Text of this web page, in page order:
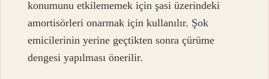
konumunu etkilememek için şasi üzerindeki
amortisörleri onarmak için kullanılır. Şok
emicilerinin yerine geçtikten sonra çürüme
dengesi yapılması önerilir.